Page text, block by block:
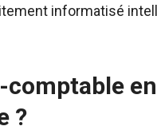
informatisé
comptable
?